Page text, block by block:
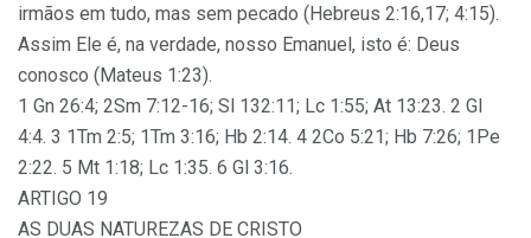
irmãos em tudo, mas sem pecado (Hebreus 2:16,17; 4:15).
Assim Ele é, na verdade, nosso Emanuel, isto é: Deus
conosco (Mateus 1:23).
1 Gn 26:4; 2Sm 7:12-16; Sl 132:11; Lc 1:55; At 13:23. 2 Gl
4:4. 3 1Tm 2:5; 1Tm 3:16; Hb 2:14. 4 2Co 5:21; Hb 7:26; 1Pe
2:22. 5 Mt 1:18; Lc 1:35. 6 Gl 3:16.
ARTIGO 19
AS DUAS NATUREZAS DE CRISTO